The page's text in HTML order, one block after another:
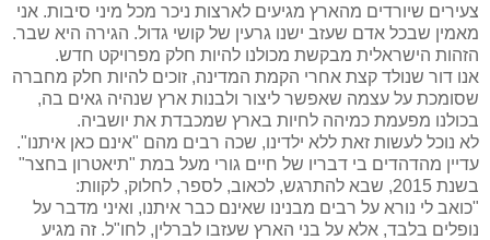
צעירים שיורדים מהארץ מגיעים לארצות ניכר מכל מיני סיבות. אני
מאמין שבכל אדם שעזב ישנו גרעין של קושי גדול. הגירה היא שבר.
הזהות הישראלית מבקשת מכולנו להיות חלק מפרויקט חדש.
אנו דור שנולד קצת אחרי הקמת המדינה, זוכים להיות חלק מחברה
שסומכת על עצמה שאפשר ליצור ולבנות ארץ שנהיה גאים בה,
בכולנו מפעמת כמיהה לחיות בארץ שמכבדת את יושביה.
לא נוכל לעשות זאת ללא ילדינו, שכה רבים מהם "אינם כאן איתנו".
עדיין מהדהדים בי דבריו של חיים גורי מעל במת "תיאטרון בחצר"
בשנת 2015, שבא להתרגש, לכאוב, לספר, לחלוק, לקוות:
"כואב לי נורא על רבים מבנינו שאינם כבר איתנו, ואיני מדבר על
נופלים בלבד, אלא על בני הארץ שעזבו לברלין, לחו"ל. זה מגיע